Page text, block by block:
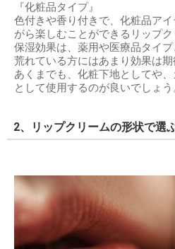
『化粧品タイプ』
色付きや香り付きで、化粧品ア
がら楽しむことができるリップク
保湿効果は、薬用や医療品タイ
荒れている方にはあまり効果は期
あくまでも、化粧下地としてや
として使用するのが良いでしょう
2、リップクリームの形状で選